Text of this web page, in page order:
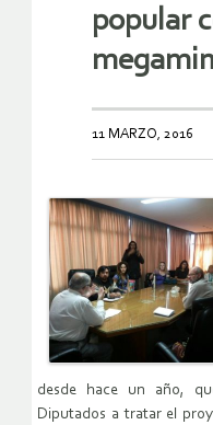
popular
11 MARZO, 2016
desde hace un año,
Diputados a tratar el